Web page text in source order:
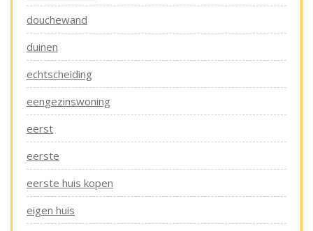
douchewand
duinen
echtscheiding
eengezinswoning
eerst
eerste
eerste huis kopen
eigen huis